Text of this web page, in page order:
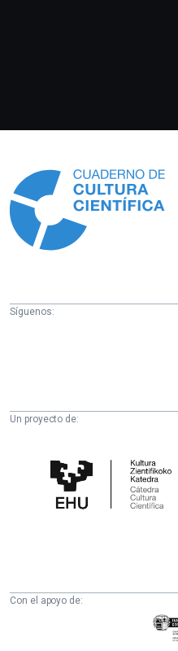
Síguenos:
Un proyecto de:
Cultura
Científica
Con el apoyo de: